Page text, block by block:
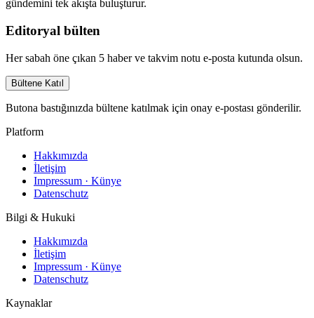
gündemini tek akışta buluşturur.
Editoryal bülten
Her sabah öne çıkan 5 haber ve takvim notu e-posta kutunda olsun.
Bültene Katıl
Butona bastığınızda bültene katılmak için onay e-postası gönderilir.
Platform
Hakkımızda
İletişim
Impressum · Künye
Datenschutz
Bilgi & Hukuki
Hakkımızda
İletişim
Impressum · Künye
Datenschutz
Kaynaklar